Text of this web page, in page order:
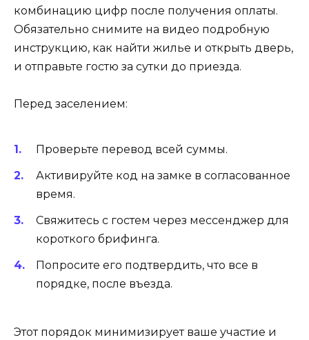
комбинацию цифр после получения оплаты.
Обязательно снимите на видео подробную
инструкцию, как найти жилье и открыть дверь,
и отправьте гостю за сутки до приезда.
Перед заселением:
Проверьте перевод всей суммы.
Активируйте код на замке в согласованное
время.
Свяжитесь с гостем через мессенджер для
короткого брифинга.
Попросите его подтвердить, что все в
порядке, после въезда.
Этот порядок минимизирует ваше участие и